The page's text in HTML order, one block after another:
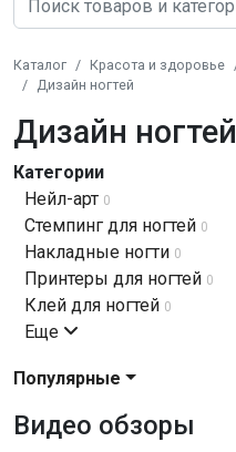
Каталог Красота и здоровье
Дизайн ногтей
Дизайн ногтей
Категории
Нейл-арт 0
Стемпинг для ногтей 0
Накладные ногти 0
Принтеры для ногтей 0
Клей для ногтей 0
Еще
Популярные
Видео обзоры